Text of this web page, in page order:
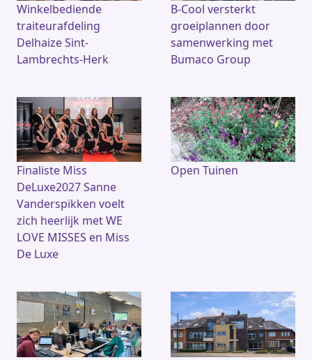
Winkelbediende
traiteurafdeling
Delhaize Sint-
Lambrechts-Herk
B-Cool versterkt
groeiplannen door
samenwerking met
Bumaco Group
Finaliste Miss
DeLuxe2027 Sanne
Vanderspikken voelt
zich heerlijk met WE
LOVE MISSES en Miss
De Luxe
Open Tuinen